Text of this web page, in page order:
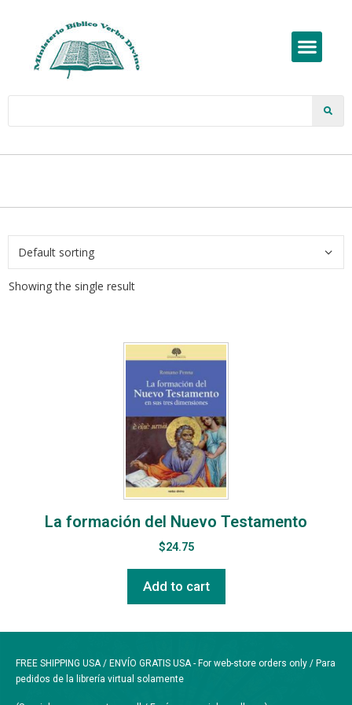
Showing the single result
La formación del Nuevo Testamento
$24.75
Add to cart
FREE SHIPPING USA / ENVÍO GRATIS USA - For web-store orders only / Para
pedidos de la librería virtual solamente